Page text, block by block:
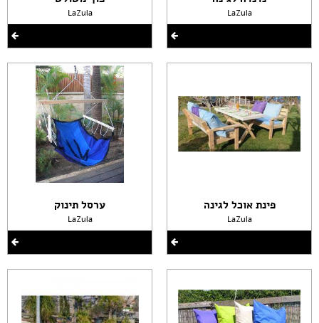
LaZula
פינת אוכל לגינה
LaZula
LaZula
ערסל תינוק
LaZula